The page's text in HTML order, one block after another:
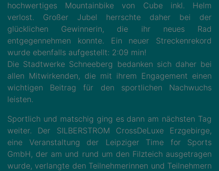
hochwertiges Mountainbike von Cube inkl. Helm
verlost. Großer Jubel herrschte daher bei der
glücklichen Gewinnerin, die ihr neues Rad
entgegennehmen konnte. Ein neuer Streckenrekord
wurde ebenfalls aufgestellt: 2:09 min!
Die Stadtwerke Schneeberg bedanken sich daher bei
allen Mitwirkenden, die mit ihrem Engagement einen
wichtigen Beitrag für den sportlichen Nachwuchs
leisten.
Sportlich und matschig ging es dann am nächsten Tag
weiter. Der SILBERSTROM CrossDeLuxe Erzgebirge,
eine Veranstaltung der Leipziger Time for Sports
GmbH, der am und rund um den Filzteich ausgetragen
wurde, verlangte den Teilnehmerinnen und Teilnehmern